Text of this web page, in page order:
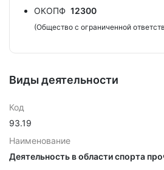
ОКОПФ 12300
(Общество с ограниченной
Виды деятельности
Код
93.19
Наименование
Деятельность в области спорта